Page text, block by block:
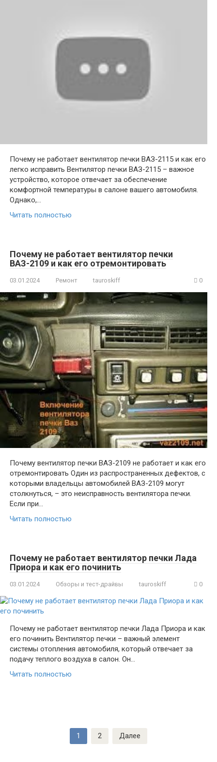
Почему не работает вентилятор печки ВАЗ-2115 и как его
легко исправить Вентилятор печки ВАЗ-2115 – важное
устройство, которое отвечает за обеспечение
комфортной температуры в салоне вашего автомобиля.
Однако,…
Читать полностью
Почему не работает вентилятор печки
ВАЗ-2109 и как его отремонтировать
03.01.2024 Ремонт tauroskiff 0
Почему вентилятор печки ВАЗ-2109 не работает и как его
отремонтировать Один из распространенных дефектов, с
которыми владельцы автомобилей ВАЗ-2109 могут
столкнуться, – это неисправность вентилятора печки.
Если при…
Читать полностью
Почему не работает вентилятор печки Лада
Приора и как его починить
03.01.2024 Обзоры и тест-драйвы tauroskiff 0
Почему не работает вентилятор печки Лада Приора и как
его починить Вентилятор печки – важный элемент
системы отопления автомобиля, который отвечает за
подачу теплого воздуха в салон. Он…
Читать полностью
1 2 Далее